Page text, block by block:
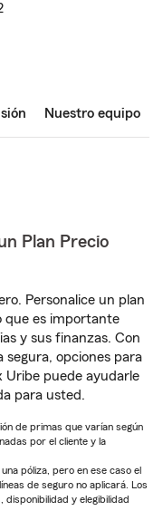
Nuestro equipo
Plan Precio
Personalice un plan
que es importante
y sus finanzas. Con
segura, opciones para
Uribe puede ayudarle
para usted.
de primas que varían según
por el cliente y la
póliza, pero en ese caso el
de seguro no aplicará. Los
y elegibilidad